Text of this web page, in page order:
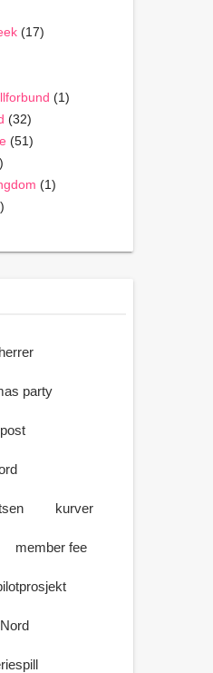
(17)
(1)
(32)
(51)
(1)
party
kurver
member fee